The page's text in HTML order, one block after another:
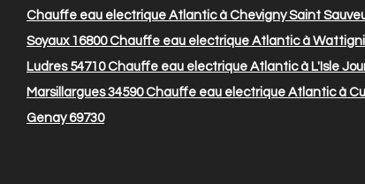
Chauffe eau electrique Atlantic à Chevigny Saint
Soyaux 16800Chauffe eau electrique Atlantic à
Ludres 54710Chauffe eau electrique Atlantic à L'Isle
Marsillargues 34590Chauffe eau electrique Atlantic à
Genay 69730